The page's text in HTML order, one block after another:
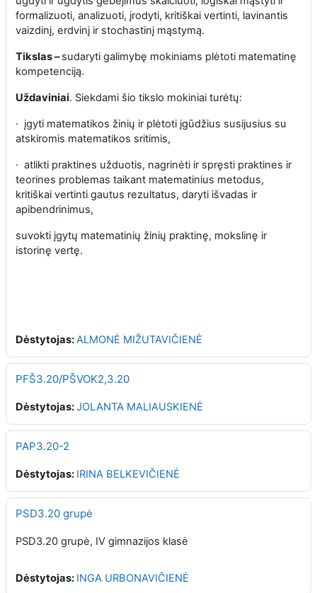
formalizuoti, analizuoti, įrodyti, kritiškai vertinti, lavinantis
vaizdinį, erdvinį ir stochastinį mąstymą.
Tikslas–sudaryti galimybę mokiniams plėtoti matematinę
kompetenciją.
Uždaviniai. Siekdami šio tikslo mokiniai turėtų:
· įgyti matematikos žinių ir plėtoti įgūdžius susijusius su
atskiromis matematikos sritimis,
· atlikti praktines užduotis, nagrinėti ir spręsti praktines ir
teorines problemas taikant matematinius metodus,
kritiškai vertinti gautus rezultatus, daryti išvadas ir
apibendrinimus,
suvokti įgytų matematinių žinių praktinę, mokslinę ir
istorinę vertę.
Dėstytojas:ALMONĖ MIŽUTAVIČIENĖ
PFŠ3.20/PŠVOK2,3.20
Dėstytojas:JOLANTA MALIAUSKIENĖ
PAP3.20-2
Dėstytojas: IRINA BELKEVIČIENĖ
PSD3.20 grupė
PSD3.20 grupė, IV gimnazijos klasė
Dėstytojas: INGA URBONAVIČIENĖ